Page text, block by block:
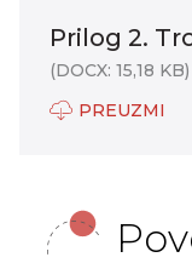
Prilog 2.
(DOCX: 15,18 KB)
PREUZMI